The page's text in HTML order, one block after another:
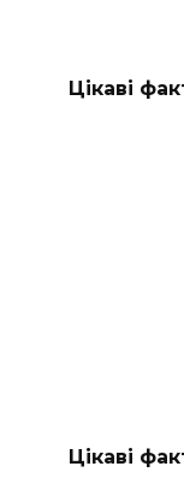
Цікаві
Цікаві